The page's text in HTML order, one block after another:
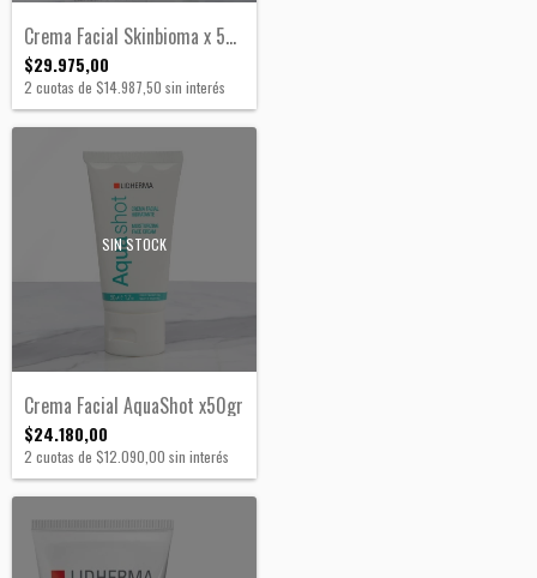
Crema Facial Skinbioma x 50 gr
$29.975,00
2 cuotas de $14.987,50 sin interés
SIN STOCK
Crema Facial AquaShot x50gr
$24.180,00
2 cuotas de $12.090,00 sin interés